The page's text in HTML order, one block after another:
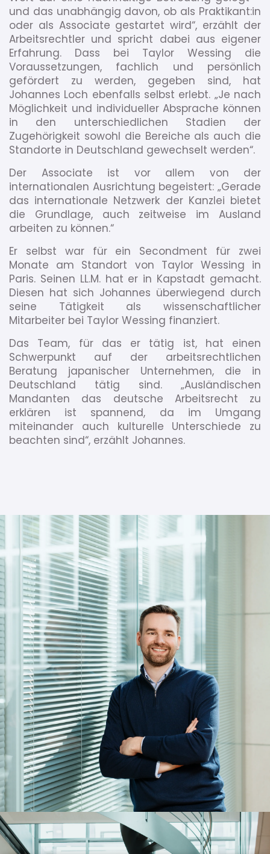
und das unabhängig davon, ob als Praktikant:in
oder als Associate gestartet wird“, erzählt der
Arbeitsrechtler und spricht dabei aus eigener
Erfahrung. Dass bei Taylor Wessing die
Voraussetzungen, fachlich und persönlich
gefördert zu werden, gegeben sind, hat
Johannes Loch ebenfalls selbst erlebt. „Je nach
Möglichkeit und individueller Absprache können
in den unterschiedlichen Stadien der
Zugehörigkeit sowohl die Bereiche als auch die
Standorte in Deutschland gewechselt werden“.
Der Associate ist vor allem von der
internationalen Ausrichtung begeistert: „Gerade
das internationale Netzwerk der Kanzlei bietet
die Grundlage, auch zeitweise im Ausland
arbeiten zu können.“
Er selbst war für ein Secondment für zwei
Monate am Standort von Taylor Wessing in
Paris. Seinen LL.M. hat er in Kapstadt gemacht.
Diesen hat sich Johannes überwiegend durch
seine Tätigkeit als wissenschaftlicher
Mitarbeiter bei Taylor Wessing finanziert.
Das Team, für das er tätig ist, hat einen
Schwerpunkt auf der arbeitsrechtlichen
Beratung japanischer Unternehmen, die in
Deutschland tätig sind. „Ausländischen
Mandanten das deutsche Arbeitsrecht zu
erklären ist spannend, da im Umgang
miteinander auch kulturelle Unterschiede zu
beachten sind“, erzählt Johannes.